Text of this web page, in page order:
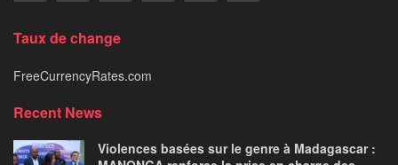
Taux de change
FreeCurrencyRates.com
Recent News
Violences basées sur le genre à Madagascar :